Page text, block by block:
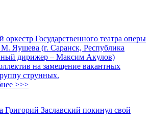
Государственного театра оперы
Яушева (г. Саранск, Республика
дирижер – Максим Акулов)
на замещение вакантных
струнных.
>>>
Заславский покинул свой